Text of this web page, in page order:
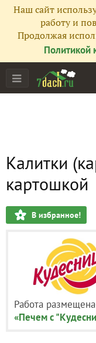
Наш сайт
работу и
Продолжая
Политикой
Калитки
картошкой
В избранное!
Работа
«Печем с